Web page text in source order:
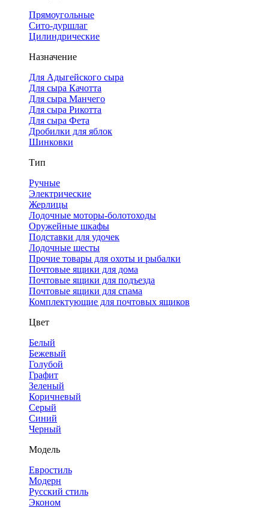
Прямоугольные
Сито-дуршлаг
Цилиндрические
Назначение
Для Адыгейского сыра
Для сыра Качотта
Для сыра Манчего
Для сыра Рикотта
Для сыра Фета
Дробилки для яблок
Шинковки
Тип
Ручные
Электрические
Жерлицы
Лодочные моторы-болотоходы
Оружейные шкафы
Подставки для удочек
Лодочные шесты
Прочие товары для охоты и рыбалки
Почтовые ящики для дома
Почтовые ящики для подъезда
Почтовые ящики для спама
Комплектующие для почтовых ящиков
Цвет
Белый
Бежевый
Голубой
Графит
Зеленый
Коричневый
Серый
Синий
Черный
Модель
Евростиль
Модерн
Русский стиль
Эконом